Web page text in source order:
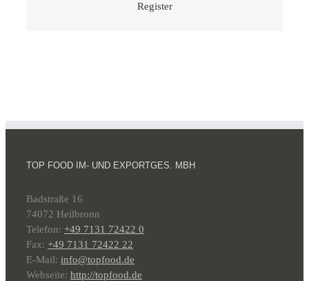
Register
TOP FOOD IM- UND EXPORTGES. MBH
Badstraße 16
74072 Heilbronn
Telefon: +49 7131 72422 0
Fax: +49 7131 72422 22
E-Mail: info@topfood.de
Webseite: http://topfood.de